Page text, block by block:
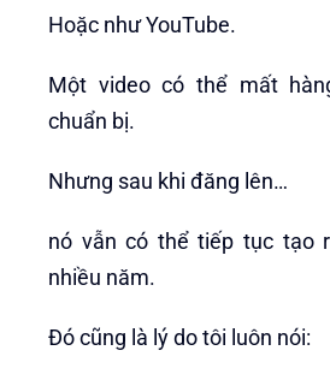
Hoặc như YouTube.
Một video có thể mất
chuẩn bị.
Nhưng sau khi đăng lên…
nó vẫn có thể tiếp tục tạo
nhiều năm.
Đó cũng là lý do tôi luôn nói: